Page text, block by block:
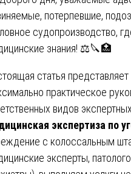
потерпевшие,
судопроизводство,
знания! ⚖️🔪🏥
статья
практическое
видов
экспертиза по
с колоссальным
эксперты,